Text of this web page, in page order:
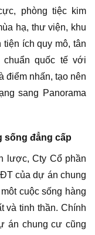
phòng tiệc kim
hạ, thư viện, khu
ích quy mô, tân
quốc tế với
điểm nhấn, tạo nên
sang Panorama
sống đẳng cấp
lược, Cty Cổ phần
của dự án chung
cuộc sống hàng
và tinh thần. Chính
án chung cư cũng